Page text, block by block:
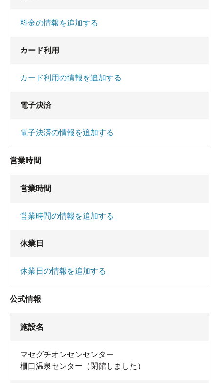
料金の情報を追加する
カード利用
カード利用の情報を追加する
電子決済
電子決済の情報を追加する
営業時間
営業時間
営業時間の情報を追加する
休業日
休業日の情報を追加する
公式情報
施設名
マセグチオンセンセンター
柵口温泉センター（閉館しました）